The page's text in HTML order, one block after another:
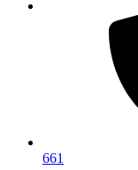
661